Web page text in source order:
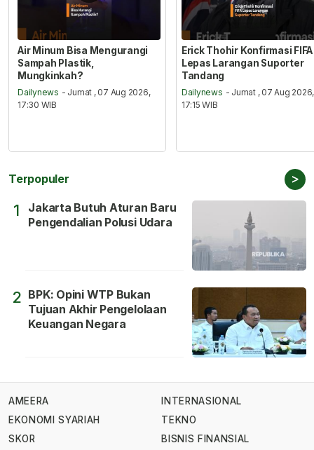
Air Minum Bisa Mengurangi
Sampah Plastik,
Mungkinkah?
Dailynews - Jumat , 07 Aug 2026,
17:30 WIB
Erick Thohir Konfirmasi FIFA
Lepas Larangan Suporter
Tandang
Dailynews - Jumat , 07 Aug 2026,
17:15 WIB
Terpopuler >
1
Jakarta Butuh Aturan Baru
Pengendalian Polusi Udara
2 BPK: Opini WTP Bukan
Tujuan Akhir Pengelolaan
Keuangan Negara
AMEERA
EKONOMI SYARIAH
SKOR
INTERNASIONAL
TEKNO
BISNIS FINANSIAL